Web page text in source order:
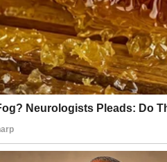
vam donose neočekivane vijesti
je poznanstvo koje vam potpuno
neće biti isto
su veoma uzbudljivi trenuci.